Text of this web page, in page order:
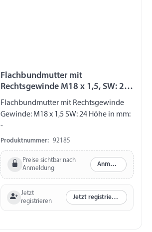
Flachbundmutter mit
Rechtsgewinde M18 x 1,5, SW: 24,
Höhe in mm: -
Flachbundmutter mit Rechtsgewinde
Gewinde: M18 x 1,5 SW: 24 Höhe in mm:
-
Produktnummer: 92185
Preise sichtbar nach
Anmeldung
Anmelden
Jetzt
registrieren
Jetzt registrieren